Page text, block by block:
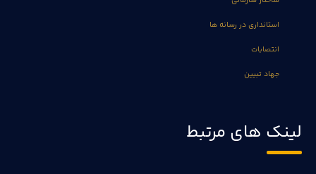
استانداری در رسانه ها
انتصابات
جهاد تبیین
لینک های مرتبط